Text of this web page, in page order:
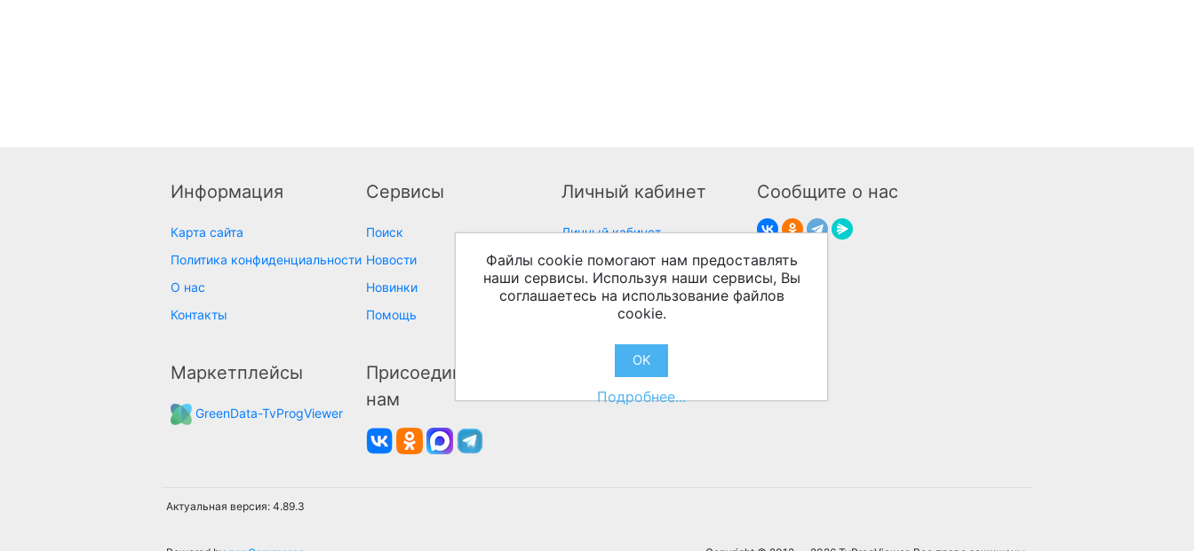
Информация
Карта сайта
Политика конфиденциальности
О нас
Контакты
Сервисы
Поиск
Новости
Новинки
Помощь
Личный кабинет
Личный кабинет
Сообщите о нас
Маркетплейсы
GreenData-TvProgViewer
Присоединяйтесь к
нам
Актуальная версия: 4.89.3
Файлы cookie помогают нам предоставлять
наши сервисы. Используя наши сервисы, Вы
соглашаетесь на использование файлов
cookie.
OK
Подробнее...